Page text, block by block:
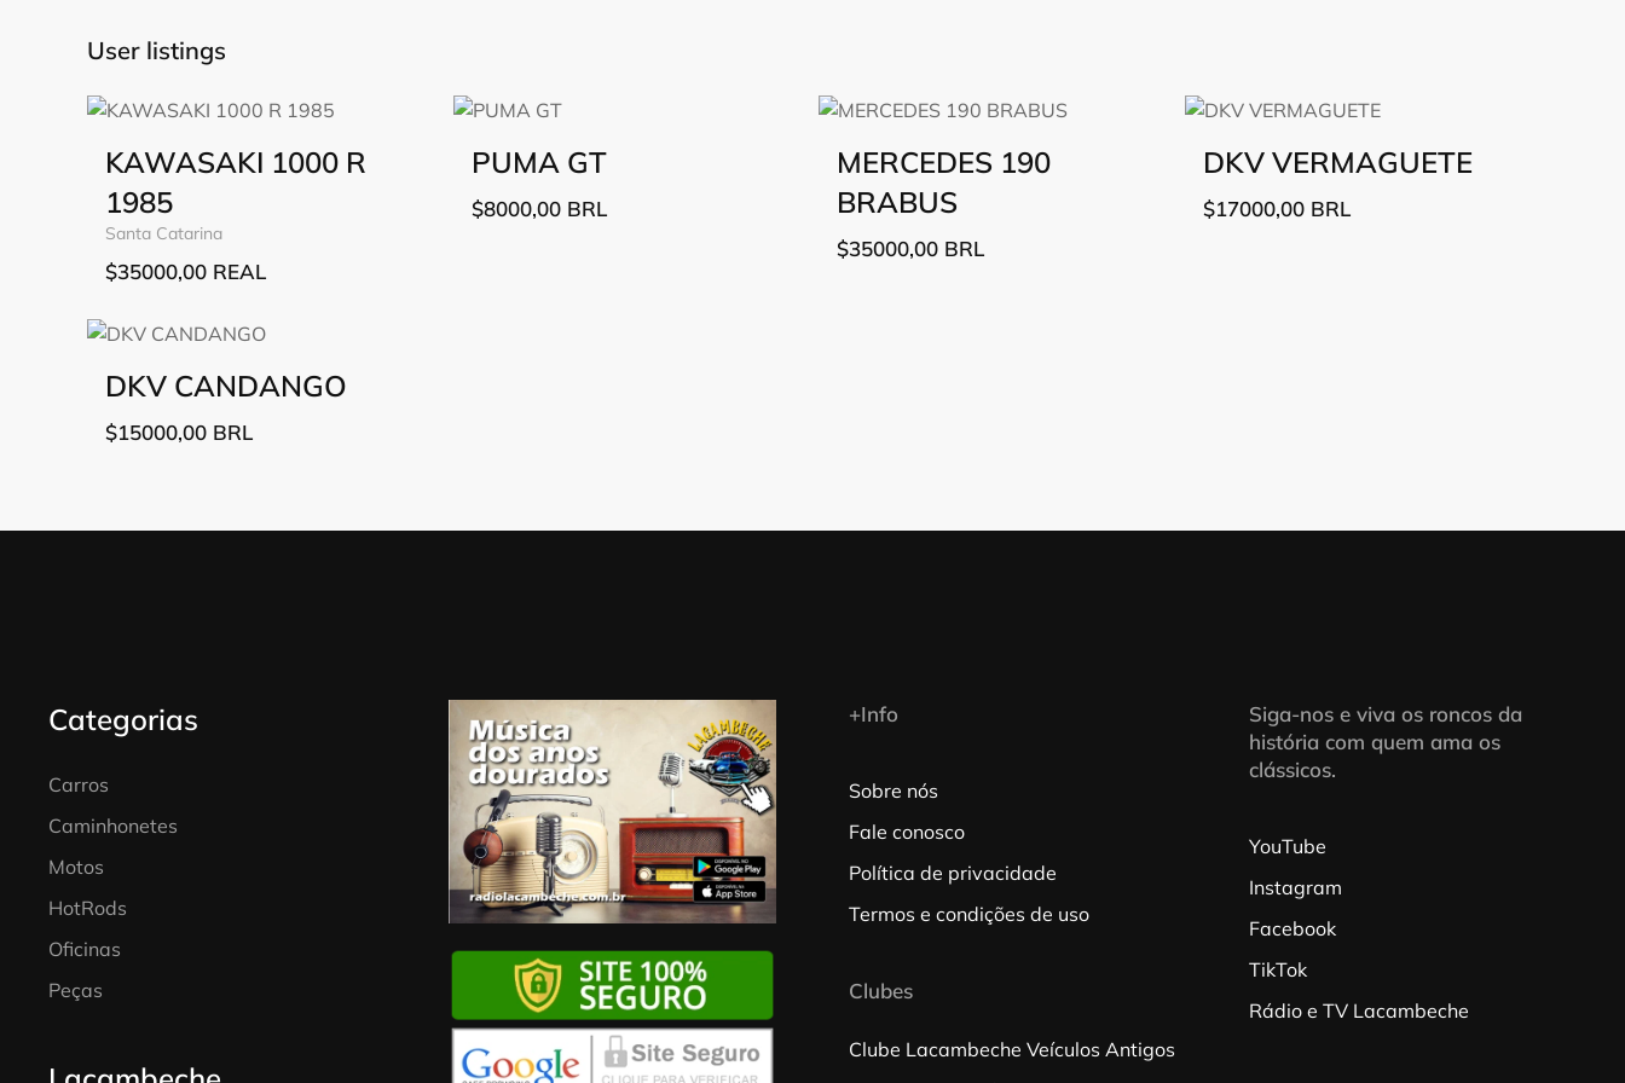
User listings
KAWASAKI 1000 R
1985
Santa Catarina
$35000,00 REAL
PUMA GT
$8000,00 BRL
MERCEDES 190
BRABUS
$35000,00 BRL
DKV VERMAGUETE
$17000,00 BRL
DKV CANDANGO
$15000,00 BRL
Categorias
Carros
Caminhonetes
Motos
HotRods
Oficinas
Peças
+Info
Sobre nós
Fale conosco
Política de privacidade
Termos e condições de uso
Clubes
Clube Lacambeche Veículos Antigos
Siga-nos e viva os roncos da
história com quem ama os
clássicos.
YouTube
Instagram
Facebook
TikTok
Rádio e TV Lacambeche